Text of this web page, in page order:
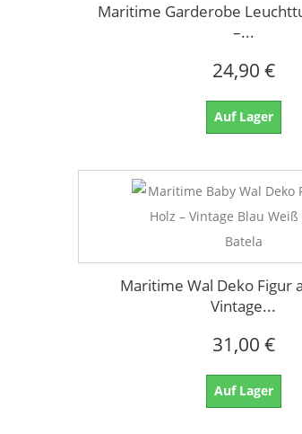
Maritime Garderobe
–...
24,90 €
Auf Lager
Maritime Wal Deko Figur
Vintage...
31,00 €
Auf Lager